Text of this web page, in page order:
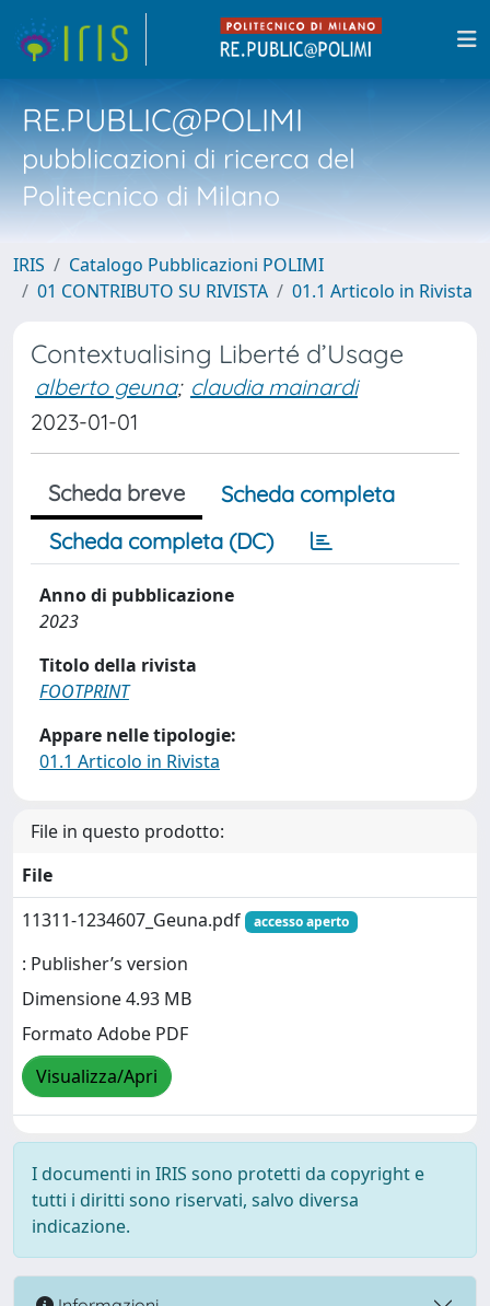
RE.PUBLIC@POLIMI
pubblicazioni di ricerca del
Politecnico di Milano
IRIS
Catalogo Pubblicazioni POLIMI
01 CONTRIBUTO SU RIVISTA
01.1 Articolo in Rivista
Contextualising Liberté d’Usage
alberto geuna; claudia mainardi
2023-01-01
Scheda breve
Scheda completa
Scheda completa (DC)
Anno di pubblicazione
2023
Titolo della rivista
FOOTPRINT
Appare nelle tipologie:
01.1 Articolo in Rivista
File in questo prodotto:
File
11311-1234607_Geuna.pdf
accesso aperto
: Publisher’s version
Dimensione 4.93 MB
Formato Adobe PDF
Visualizza/Apri
I documenti in IRIS sono protetti da copyright e
tutti i diritti sono riservati, salvo diversa
indicazione.